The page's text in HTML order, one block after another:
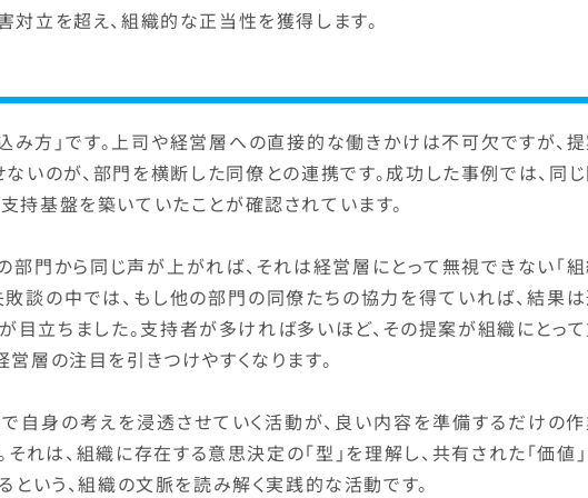
対立を超え、組織的な正当性を獲得します。
み方」です。上司や経営層への直接的な働きかけは不可欠ですが、
いのが、部門を横断した同僚との連携です。成功した事例では、同
持基盤を築いていたことが確認されています。
部門から同じ声が上がれば、それは経営層にとって無視できない「
敗談の中では、もし他の部門の同僚たちの協力を得ていれば、結果
目立ちました。支持者が多ければ多いほど、その提案が組織にとっ
層の注目を引きつけやすくなります。
自身の考えを浸透させていく活動が、良い内容を準備するだけの
れは、組織に存在する意思決定の「型」を理解し、共有された「価値
という、組織の文脈を読み解く実践的な活動です。